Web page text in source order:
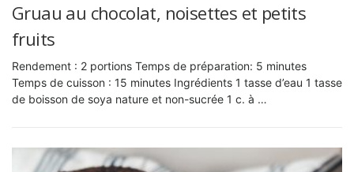
Gruau au chocolat, noisettes et petits
fruits
Rendement : 2 portions Temps de préparation: 5 minutes
Temps de cuisson : 15 minutes Ingrédients 1 tasse d’eau 1 tasse
de boisson de soya nature et non-sucrée 1 c. à …